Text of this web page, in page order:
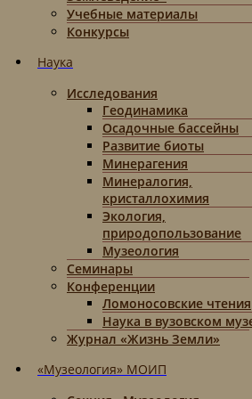
Учебные материалы
Конкурсы
Наука
Исследования
Геодинамика
Осадочные бассейны
Развитие биоты
Минерагения
Минералогия,
кристаллохимия
Экология,
природопользование
Музеология
Семинары
Конференции
Ломоносовские чтения
Наука в вузовском
Журнал «Жизнь Земли»
«Музеология» МОИП